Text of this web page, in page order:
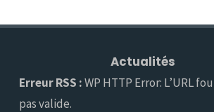
Actualités
Erreur RSS :WP HTTP Error: L’URL
pas valide.